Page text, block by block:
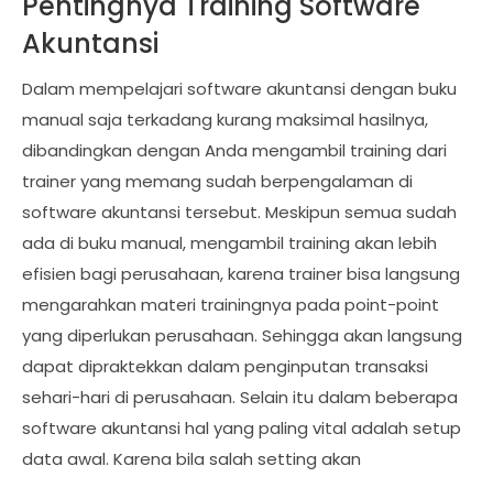
Akuntansi
Dalam mempelajari software akuntansi dengan buku
manual saja terkadang kurang maksimal hasilnya,
dibandingkan dengan Anda mengambil training dari
trainer yang memang sudah berpengalaman di
software akuntansi tersebut. Meskipun semua sudah
ada di buku manual, mengambil training akan lebih
efisien bagi perusahaan, karena trainer bisa langsung
mengarahkan materi trainingnya pada point-point
yang diperlukan perusahaan. Sehingga akan langsung
dapat dipraktekkan dalam penginputan transaksi
sehari-hari di perusahaan. Selain itu dalam beberapa
software akuntansi hal yang paling vital adalah setup
data awal. Karena bila salah setting akan